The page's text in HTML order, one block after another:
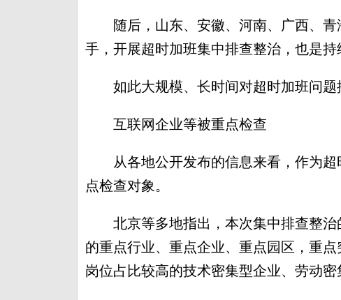
随后，山东、安徽、河南、广西、青
手，开展超时加班集中排查整治，也是持
如此大规模、长时间对超时加班问题
互联网企业等被重点检查
从各地公开发布的信息来看，作为超
点检查对象。
北京等多地指出，本次集中排查整治
的重点行业、重点企业、重点园区，重
岗位占比较高的技术密集型企业、劳动密